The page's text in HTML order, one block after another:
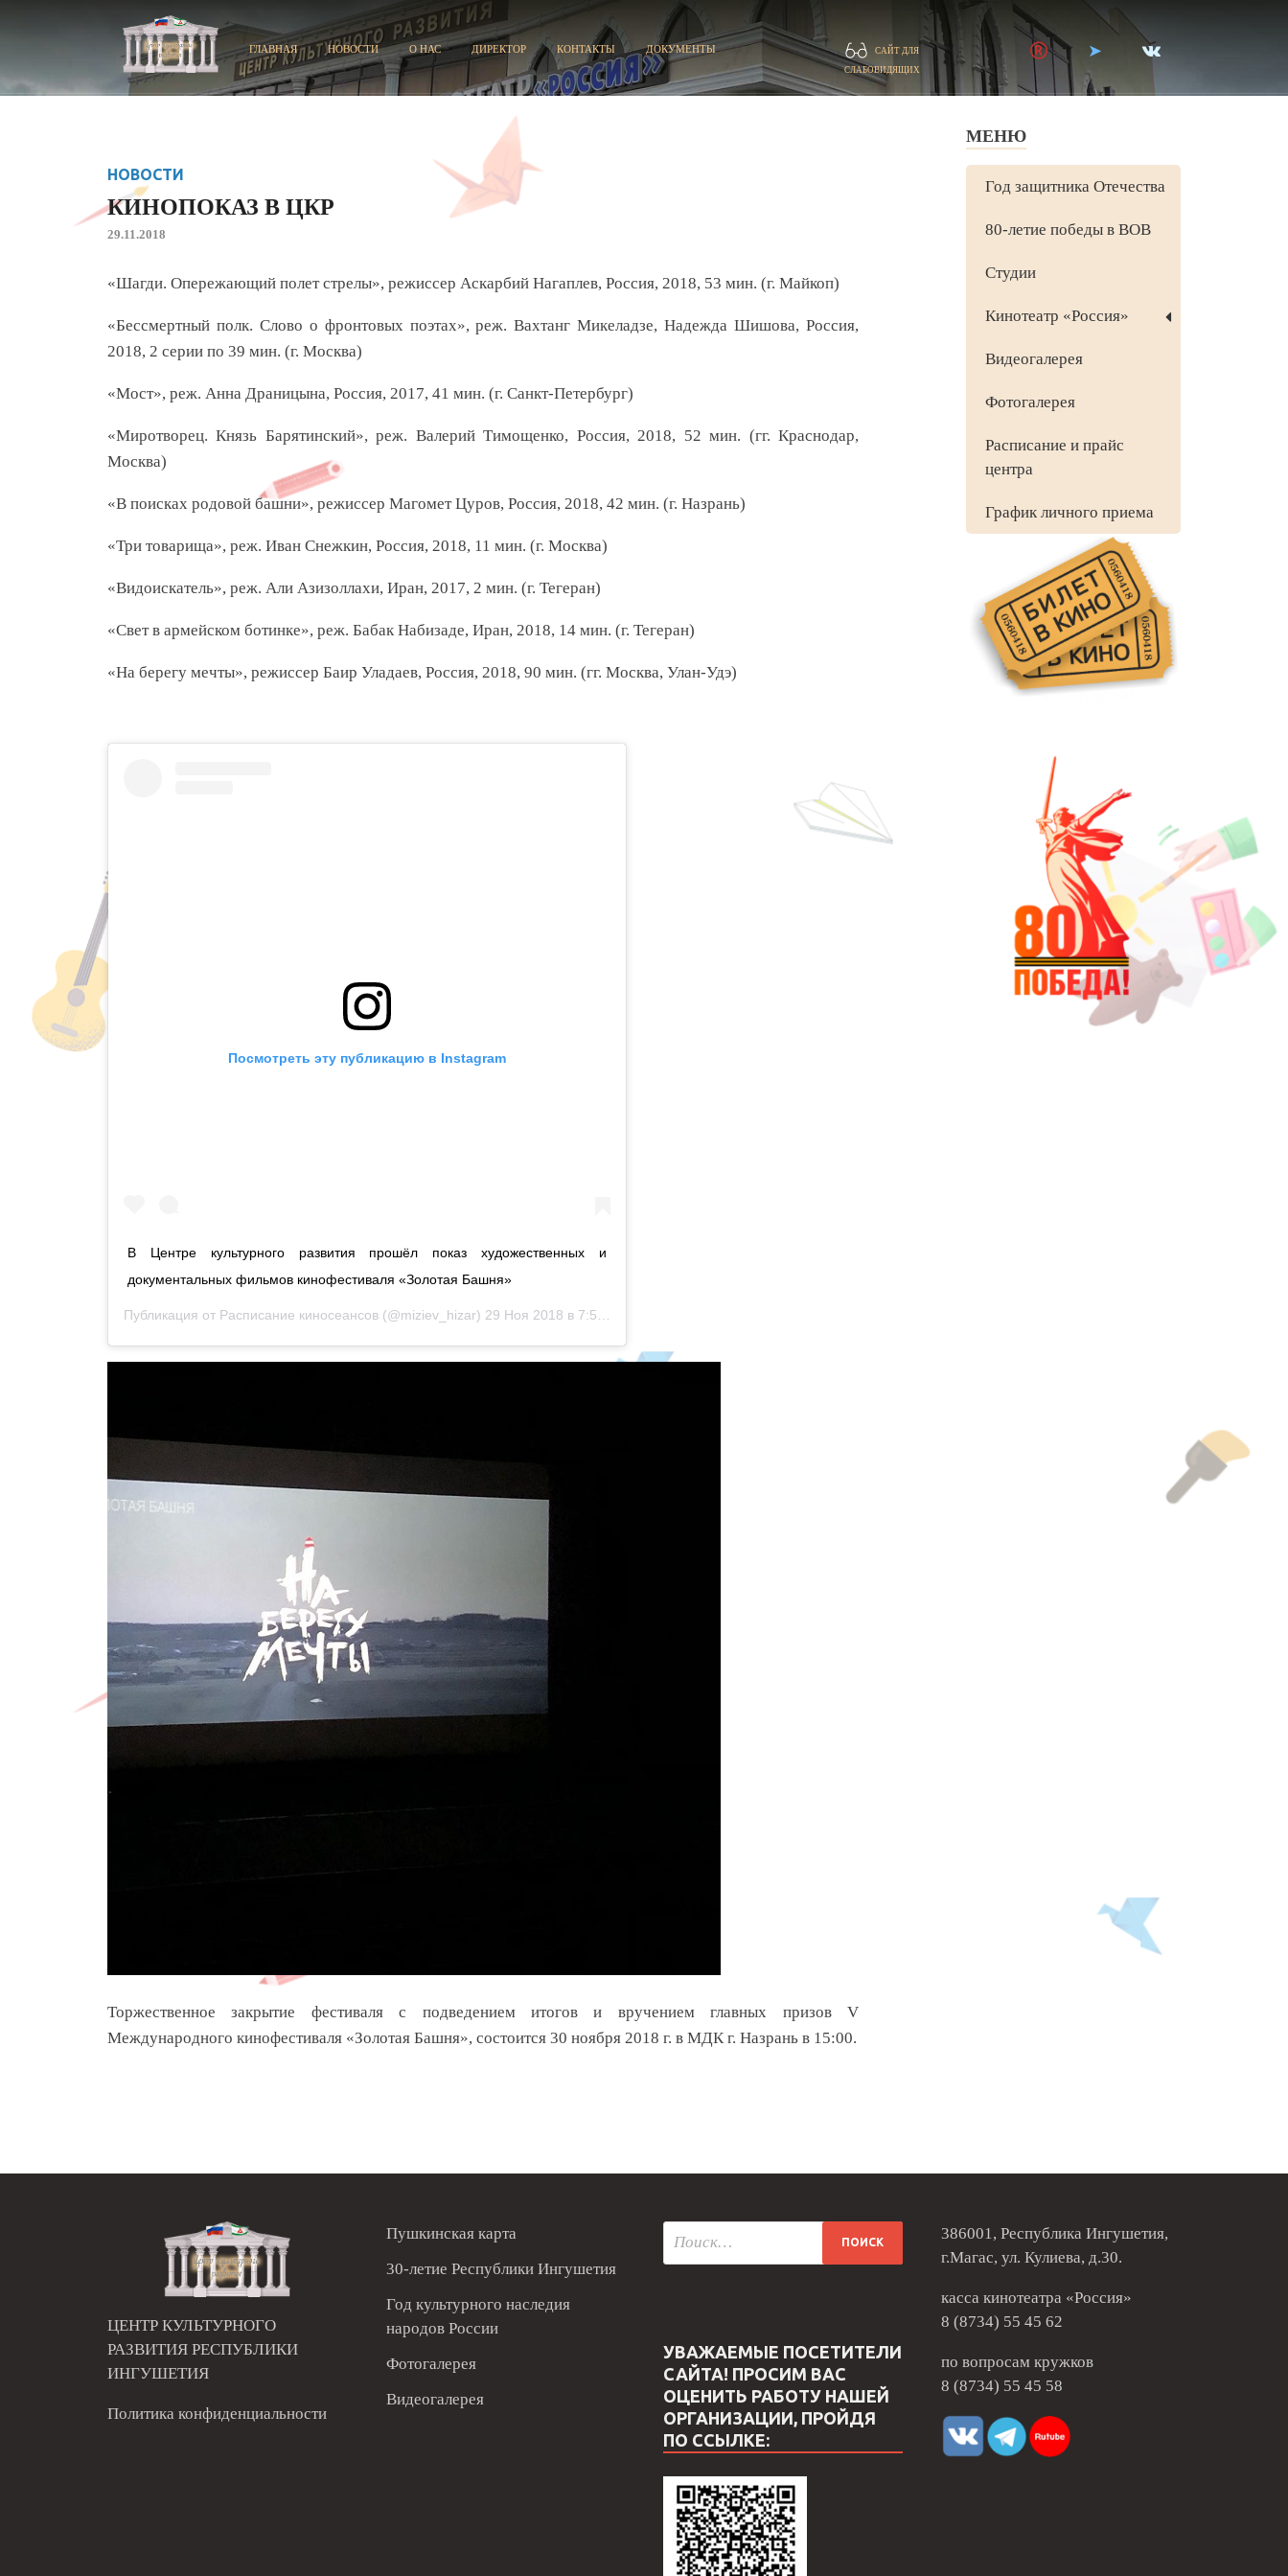
САЙТ ДЛЯ
СЛАБОВИДЯЩИХ
ГЛАВНАЯ НОВОСТИ О НАС ДИРЕКТОР КОНТАКТЫ ДОКУМЕНТЫ
НОВОСТИ
КИНОПОКАЗ В ЦКР
29.11.2018
«Шагди. Опережающий полет стрелы», режиссер Аскарбий Нагаплев, Россия, 2018, 53 мин. (г. Майкоп)
«Бессмертный полк. Слово о фронтовых поэтах», реж. Вахтанг Микеладзе, Надежда Шишова, Россия,
2018, 2 серии по 39 мин. (г. Москва)
«Мост», реж. Анна Драницына, Россия, 2017, 41 мин. (г. Санкт-Петербург)
«Миротворец. Князь Барятинский», реж. Валерий Тимощенко, Россия, 2018, 52 мин. (гг. Краснодар,
Москва)
«В поисках родовой башни», режиссер Магомет Цуров, Россия, 2018, 42 мин. (г. Назрань)
«Три товарища», реж. Иван Снежкин, Россия, 2018, 11 мин. (г. Москва)
«Видоискатель», реж. Али Азизоллахи, Иран, 2017, 2 мин. (г. Тегеран)
«Свет в армейском ботинке», реж. Бабак Набизаде, Иран, 2018, 14 мин. (г. Тегеран)
«На берегу мечты», режиссер Баир Уладаев, Россия, 2018, 90 мин. (гг. Москва, Улан-Удэ)
Посмотреть эту публикацию в Instagram
В Центре культурного развития прошёл показ художественных и
документальных фильмов кинофестиваля «Золотая Башня»
Публикация от Расписание киносеансов (@miziev_hizar) 29 Ноя 2018 в 7:58 PST
Торжественное закрытие фестиваля с подведением итогов и вручением главных призов V
Международного кинофестиваля «Золотая Башня», состоится 30 ноября 2018 г. в МДК г. Назрань в 15:00.
МЕНЮ
Год защитника Отечества
80-летие победы в ВОВ
Студии
Кинотеатр «Россия»
Видеогалерея
Фотогалерея
Расписание и прайс
центра
График личного приема
ЦЕНТР КУЛЬТУРНОГО
РАЗВИТИЯ РЕСПУБЛИКИ
ИНГУШЕТИЯ
Политика конфиденциальности
Пушкинская карта
30-летие Республики Ингушетия
Год культурного наследия
народов России
Фотогалерея
Видеогалерея
УВАЖАЕМЫЕ ПОСЕТИТЕЛИ
САЙТА! ПРОСИМ ВАС
ОЦЕНИТЬ РАБОТУ НАШЕЙ
ОРГАНИЗАЦИИ, ПРОЙДЯ
ПО ССЫЛКЕ:
386001, Республика Ингушетия,
г.Магас, ул. Кулиева, д.30.
касса кинотеатра «Россия»
8 (8734) 55 45 62
по вопросам кружков
8 (8734) 55 45 58